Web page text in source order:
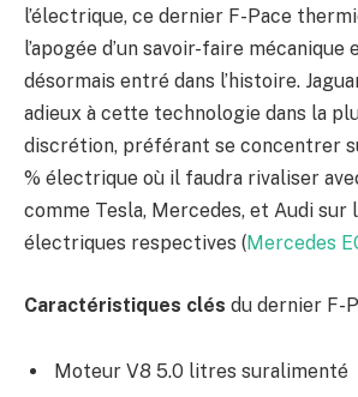
l’électrique, ce dernier F-Pace
l’apogée d’un savoir-faire mécanique
désormais entré dans l’histoire.
adieux à cette technologie dans la
discrétion, préférant se concentrer
% électrique où il faudra rivaliser
comme Tesla, Mercedes, et Audi sur
électriques respectives (Mercedes
Caractéristiques clés du dernier F-
Moteur V8 5.0 litres suralimenté